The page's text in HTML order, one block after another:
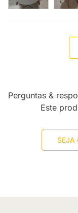
Perguntas &
Este
SEJA